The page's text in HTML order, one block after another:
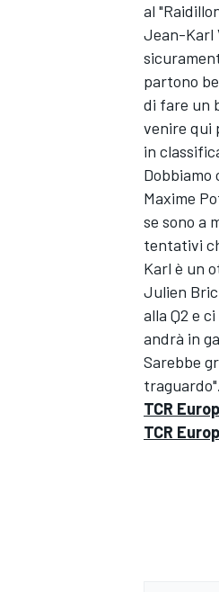
al
Jean-Karl
partono
di fare un
venire qui
in
Maxime
se sono a
tentativi
Karl è un
Julien
alla Q2 e
andrà in
Sarebbe
traguardo".
TCR
TCR